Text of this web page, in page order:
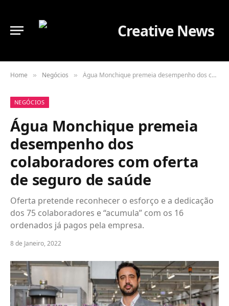
Home » Negócios » Água Monchique premeia desempenho dos colaboradores com oferta de seguro de saúde
NEGÓCIOS
Água Monchique premeia
desempenho dos
colaboradores com oferta
de seguro de saúde
Oferta pretende reconhecer o esforço e a dedicação
dos 75 colaboradores e “acumula” com os 16
ordenados já pagos pela empresa.
8 de Janeiro, 2022